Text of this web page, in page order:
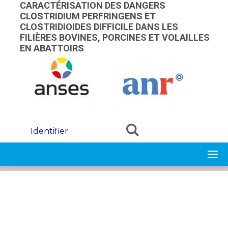
Skip to main content
CARACTÉRISATION DES DANGERS
CLOSTRIDIUM PERFRINGENS ET
CLOSTRIDIOIDES DIFFICILE DANS LES
FILIÈRES BOVINES, PORCINES ET VOLAILLES
EN ABATTOIRS
Identifier